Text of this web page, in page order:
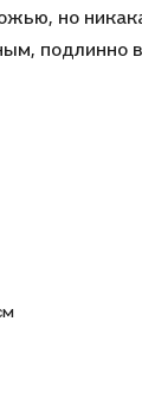
но
подлинно